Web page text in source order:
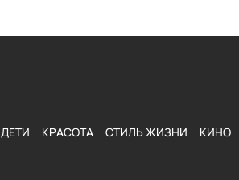
ДЕТИ КРАСОТА СТИЛЬ ЖИЗНИ КИНО